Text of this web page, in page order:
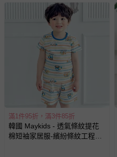
滿1件95折，滿3件85折
韓國 Maykids - 透氣條紋提花
棉短袖家居服-繽紛條紋工程車-